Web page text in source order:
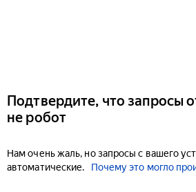
Подтвердите, что запросы
не робот
Нам очень жаль, но запросы с вашего
автоматические.
Почему это могло